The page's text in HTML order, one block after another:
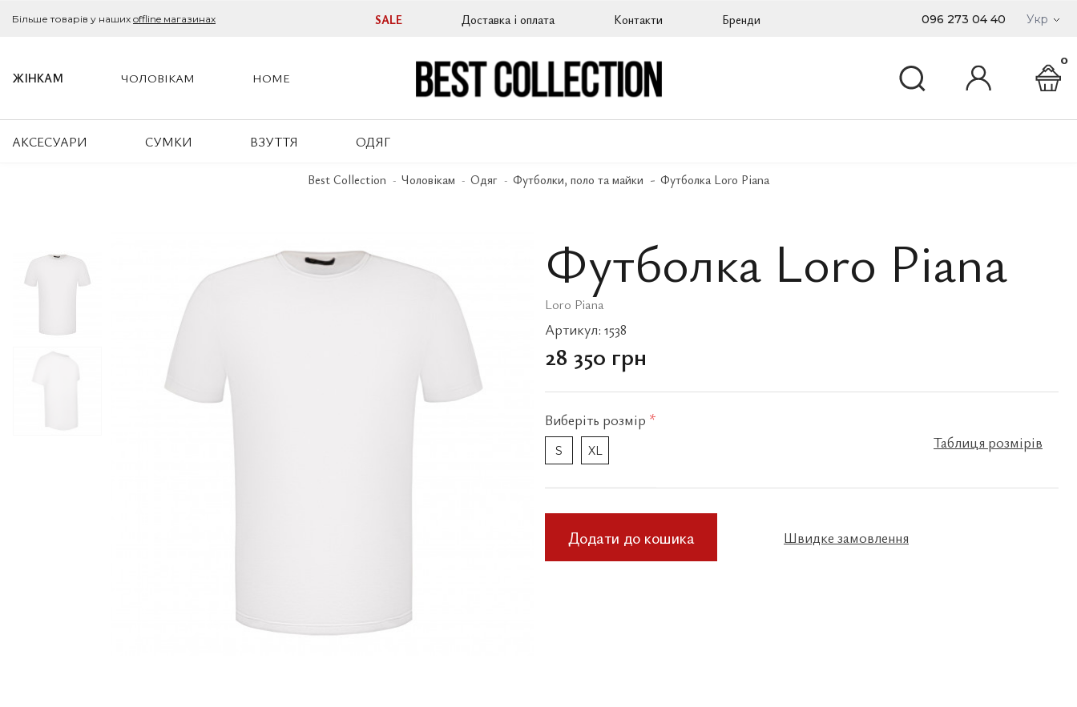
Більше товарів у наших offline магазинах SALE Доставка і оплата Контакти Бренди 096 273 04 40 Укр
ЖІНКАМ
АКСЕСУАРИ СУМКИ ВЗУТТЯ ОДЯГ
ЧОЛОВІКАМ HOME
0
Best Collection Чоловікам Одяг Футболки, поло та майки Футболка Loro Piana
Футболка Loro Piana
Loro Piana
Артикул: 1538
28 350 грн
Виберіть розмір *
S XL Таблиця розмірів
Додати до кошика Швидке замовлення